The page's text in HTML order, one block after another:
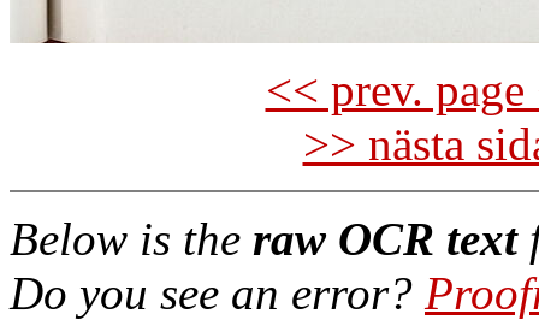
<< prev.
>> nästa
Below is the raw OCR text
Do you see an error?